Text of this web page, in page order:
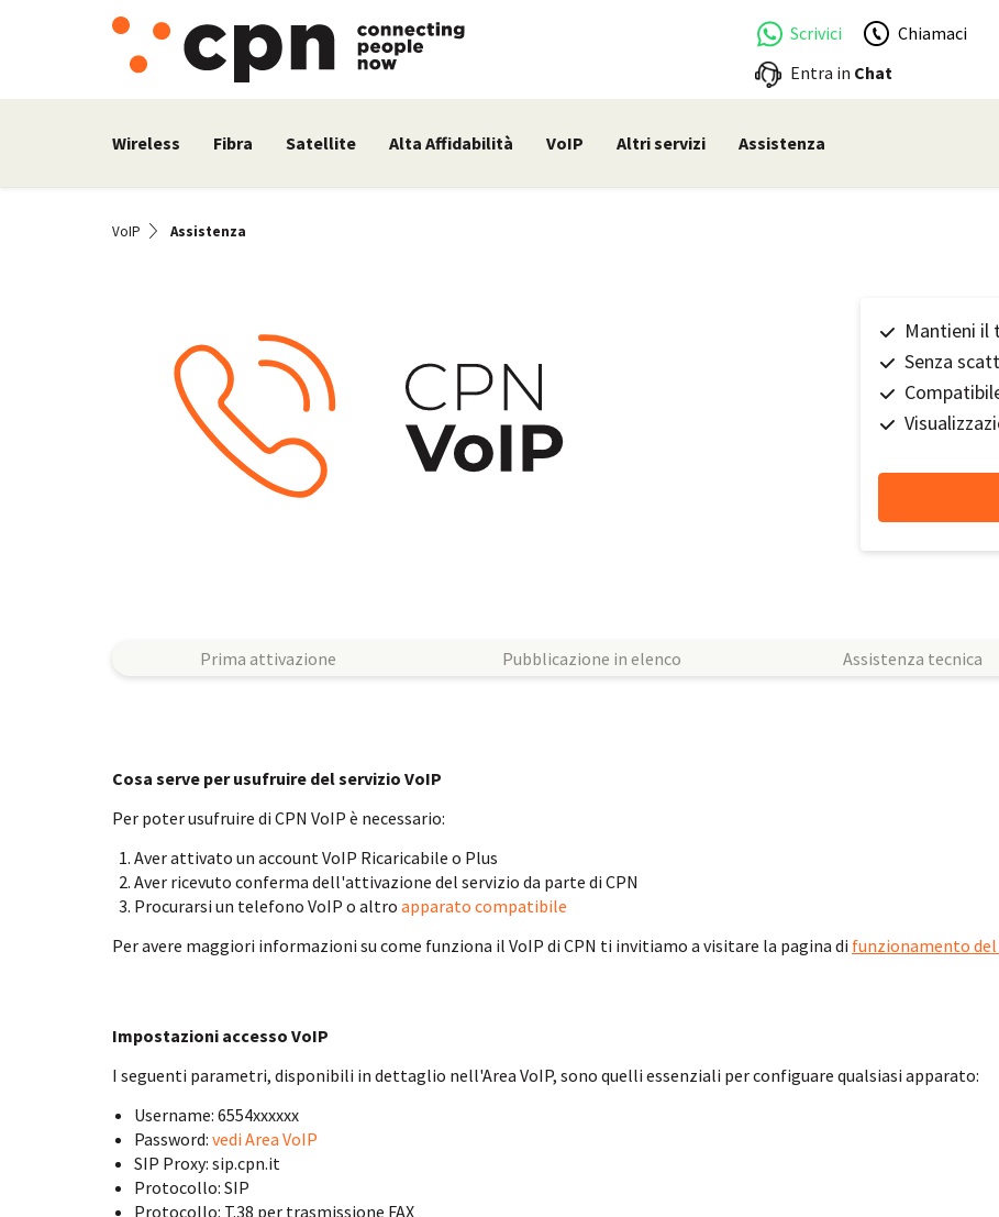
Scrivici
Chiamaci
Entra in Chat
Wireless Fibra Satellite Alta Affidabilità VoIP Altri servizi Assistenza
VoIP Assistenza
Mantieni il
Senza
Prima attivazione Pubblicazione in elenco Assistenza tecnica
Cosa serve per usufruire del servizio VoIP
Per poter usufruire di CPN VoIP è necessario:
Aver attivato un account VoIP Ricaricabile o Plus
Aver ricevuto conferma dell'attivazione del servizio da parte di CPN
Procurarsi un telefono VoIP o altro apparato compatibile
Per avere maggiori informazioni su come funziona il VoIP di CPN ti invitiamo a visitare la pagina di funzionamento del
Impostazioni accesso VoIP
I seguenti parametri, disponibili in dettaglio nell'Area VoIP, sono quelli essenziali per configuare qualsiasi apparato:
Username: 6554xxxxxx
Password: vedi Area VoIP
SIP Proxy: sip.cpn.it
Protocollo: SIP
Protocollo: T.38 per trasmissione FAX